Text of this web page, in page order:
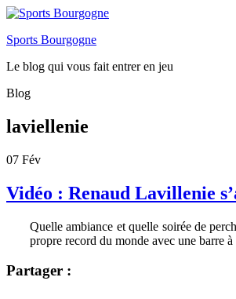
Sports Bourgogne
Le blog qui vous fait entrer en jeu
Blog
laviellenie
07 Fév
Vidéo : Renaud Lavillenie
Quelle ambiance et quelle soirée de
propre record du monde avec une barre
Partager :